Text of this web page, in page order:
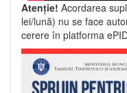
Atenție! Acordarea
lei/lună) nu se face
cerere în platforma